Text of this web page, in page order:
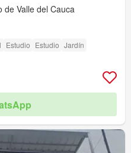
de Valle del Cauca
Estudio Estudio Jardín